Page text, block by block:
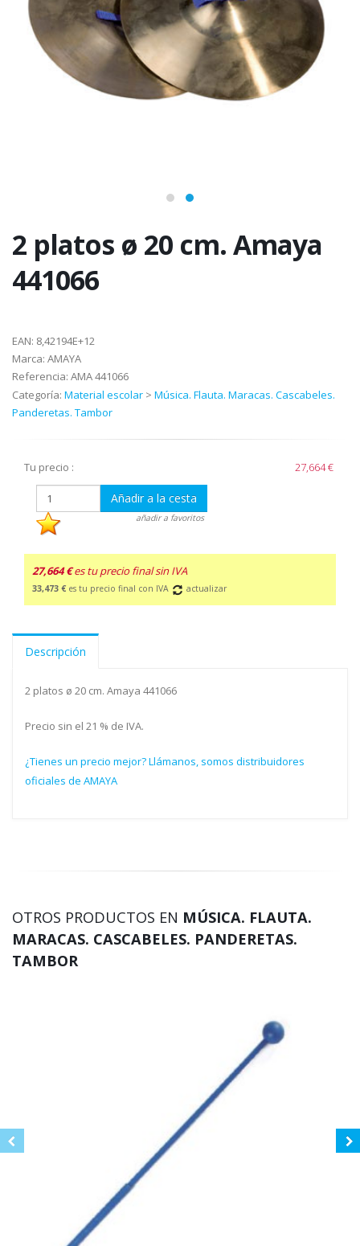
2 platos ø 20 cm. Amaya
441066
EAN: 8,42194E+12
Marca: AMAYA
Referencia: AMA 441066
Categoría: Material escolar > Música. Flauta. Maracas. Cascabeles.
Panderetas. Tambor
Tu precio : 27,664 €
Añadir a la cesta
añadir a favoritos
27,664 € es tu precio final sin IVA
33,473 € es tu precio final con IVA actualizar
Descripción
2 platos ø 20 cm. Amaya 441066
Precio sin el 21 % de IVA.
¿Tienes un precio mejor? Llámanos, somos distribuidores
oficiales de AMAYA
OTROS PRODUCTOS EN MÚSICA. FLAUTA.
MARACAS. CASCABELES. PANDERETAS.
TAMBOR